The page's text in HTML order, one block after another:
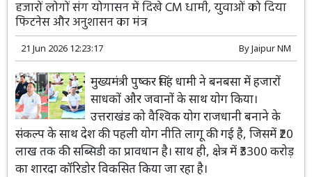
भारत
हजारों लोगों संग योगासन में दिखे CM धामी, युवाओं को दिया
फिटनेस और अनुशासन का मंत्र
21 Jun 2026 12:23:17 ByJaipur NM
मुख्यमंत्री पुष्कर सिंह धामी ने बनबसा में हजारों
साधकों और जवानों के साथ योग किया।
उत्तराखंड को वैश्विक योग राजधानी बनाने के
संकल्प के साथ देश की पहली योग नीति लागू की गई है, जिसमें ₹20
लाख तक की सब्सिडी का प्रावधान है। साथ ही, क्षेत्र में ₹3300 करोड़